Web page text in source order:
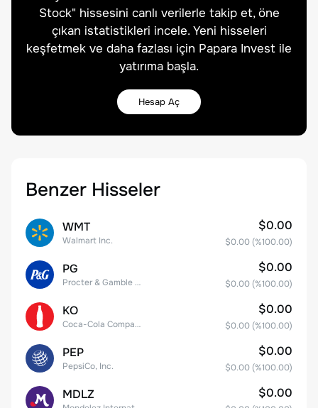
Stock" hissesini canlı verilerle takip et, öne
çıkan istatistikleri incele. Yeni hisseleri
keşfetmek ve daha fazlası için Papara Invest ile
yatırıma başla.
Hesap Aç
Benzer Hisseler
WMT
Walmart Inc.
$0.00
$0.00 (%100.00)
PG
Procter & Gamble Company
$0.00
$0.00 (%100.00)
KO
Coca-Cola Company
$0.00
$0.00 (%100.00)
PEP
PepsiCo, Inc.
$0.00
$0.00 (%100.00)
MDLZ $0.00